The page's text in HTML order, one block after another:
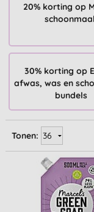
20% korting op
30% korting op
afwas, was en
bundels
Tonen: